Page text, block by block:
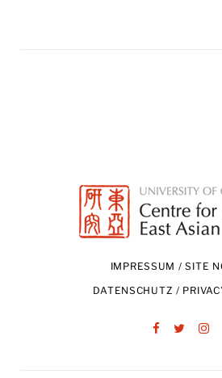
IMPRESSUM / SITE
DATENSCHUTZ /